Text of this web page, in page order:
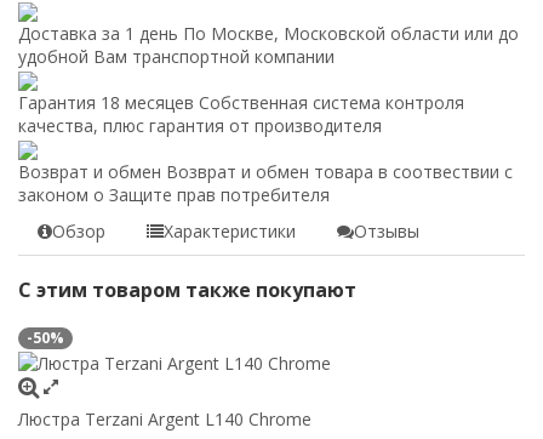
Доставка за 1 день По Москве, Московской области или до
удобной Вам транспортной компании
Гарантия 18 месяцев Собственная система контроля
качества, плюс гарантия от производителя
Возврат и обмен Возврат и обмен товара в соотвествии с
законом о Защите прав потребителя
Обзор
Характеристики Отзывы
С этим товаром также покупают
-50%
Люстра Terzani Argent L140 Chrome